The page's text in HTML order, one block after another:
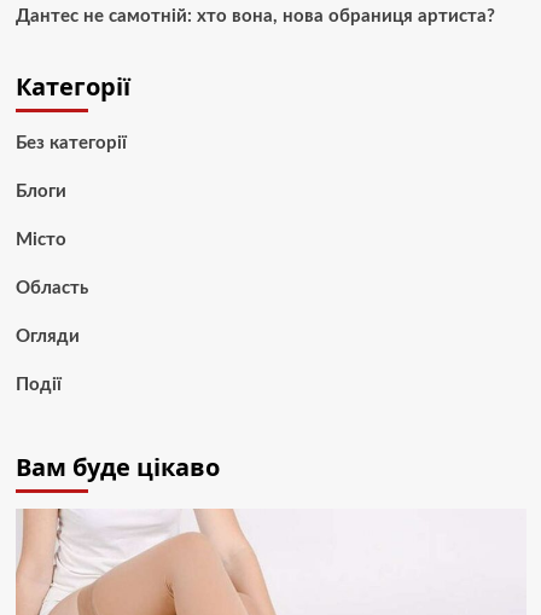
Дантес не самотній: хто вона, нова обраниця артиста?
Категорії
Без категорії
Блоги
Місто
Область
Огляди
Події
Вам буде цікаво